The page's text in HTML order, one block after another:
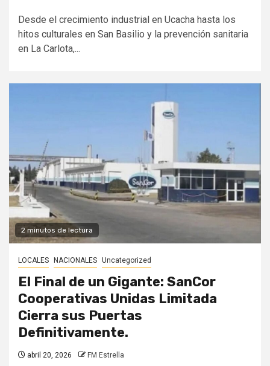
Desde el crecimiento industrial en Ucacha hasta los
hitos culturales en San Basilio y la prevención sanitaria
en La Carlota,...
2 minutos de lectura
LOCALES NACIONALES Uncategorized
​El Final de un Gigante: SanCor
Cooperativas Unidas Limitada
Cierra sus Puertas
Definitivamente.
abril 20, 2026 FM Estrella